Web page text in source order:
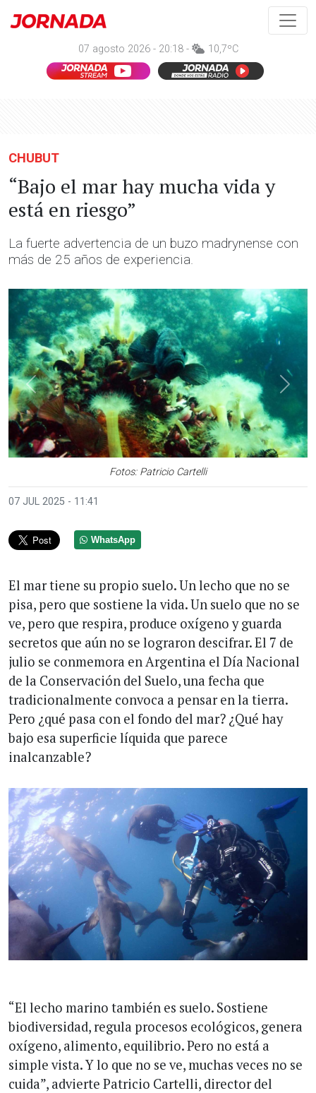
07 agosto 2026 - 20:18 - 10,7ºC
CHUBUT
“Bajo el mar hay mucha vida y
está en riesgo”
La fuerte advertencia de un buzo madrynense con
más de 25 años de experiencia.
Fotos: Patricio Cartelli
Anterior
07 JUL 2025 - 11:41
WhatsApp
El mar tiene su propio suelo. Un lecho que no se
pisa, pero que sostiene la vida. Un suelo que no se
ve, pero que respira, produce oxígeno y guarda
secretos que aún no se lograron descifrar. El 7 de
julio se conmemora en Argentina el Día Nacional
de la Conservación del Suelo, una fecha que
tradicionalmente convoca a pensar en la tierra.
Pero ¿qué pasa con el fondo del mar? ¿Qué hay
bajo esa superficie líquida que parece
inalcanzable?
“El lecho marino también es suelo. Sostiene
biodiversidad, regula procesos ecológicos, genera
oxígeno, alimento, equilibrio. Pero no está a
simple vista. Y lo que no se ve, muchas veces no se
cuida”, advierte Patricio Cartelli, director del